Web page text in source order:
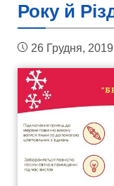
Року й
26 Грудня, 2019